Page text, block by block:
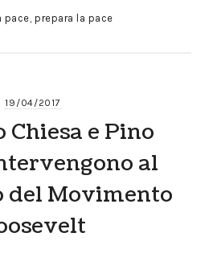
pace, prepara la pace
19/04/2017
e Pino
al
del Movimento